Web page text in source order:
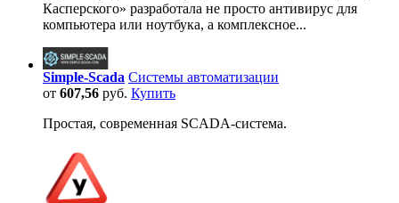
Касперского» разработала не просто антивирус для
компьютера или ноутбука, а комплексное...
Simple-Scada Системы автоматизации
от 607,56 руб. Купить
Простая, современная SCADA-система.